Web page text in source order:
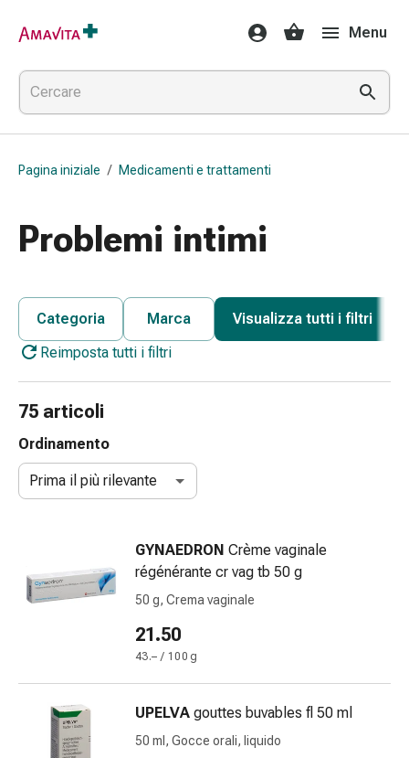
Medicamenti
e
trattamenti
Lesioni
cutanee
e
Compresse
elastiche
dita
Cerotti
di
garza
Bendaggi
adesivi
Bende,
nastri
accessori
Bende
e
Materiali
Menu
Pagina iniziale / Medicamenti e trattamenti
Problemi intimi
Categoria Marca
Visualizza tutti i filtri
Reimposta tutti i filtri
75 articoli
Ordinamento
Prima il più rilevante
GYNAEDRON Crème vaginale
régénérante cr vag tb 50 g
50 g, Crema vaginale
21.50
43.– / 100 g
UPELVA gouttes buvables fl 50 ml
50 ml, Gocce orali, liquido